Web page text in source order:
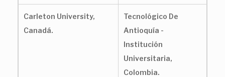
Carleton University,
Canadá.
Tecnológico De
Antioquía -
Institución
Universitaria,
Colombia.